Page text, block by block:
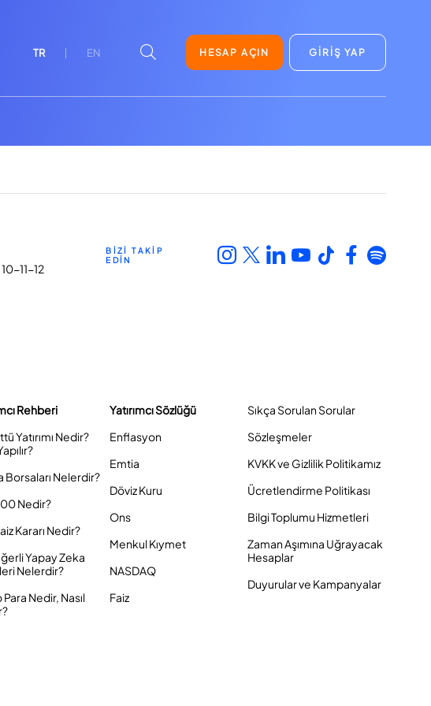
TR EN HESAP AÇIN GİRİŞ YAP
11-12
BİZİ TAKİP
EDİN
Rehberi
Yatırımı Nedir?
Borsaları Nelerdir?
Nedir?
Kararı Nedir?
Yapay Zeka
Nelerdir?
Nedir, Nasıl
Yatırımcı Sözlüğü
Enflasyon
Emtia
Döviz Kuru
Ons
Menkul Kıymet
NASDAQ
Faiz
Sıkça Sorulan Sorular
Sözleşmeler
KVKK ve Gizlilik Politikamız
Ücretlendirme Politikası
Bilgi Toplumu Hizmetleri
Zaman Aşımına Uğrayacak
Hesaplar
Duyurular ve Kampanyalar